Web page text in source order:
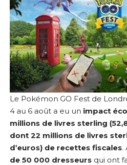
Le Pokémon GO Fest de
4 au 6 août a eu un impact
millions de livres sterling
dont 22 millions de livres
d’euros) de recettes fiscales.
de 50 000 dresseurs qui ont